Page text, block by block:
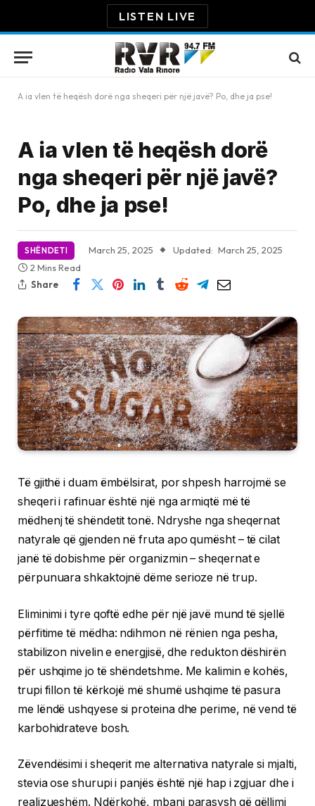
LISTEN LIVE
A ia vlen të heqësh dorë nga sheqeri për një javë? Po, dhe ja pse!
A ia vlen të heqësh dorë
nga sheqeri për një javë?
Po, dhe ja pse!
SHËNDETI March 25, 2025 Updated: March 25, 2025
2 Mins Read
Share
Të gjithë i duam ëmbëlsirat, por shpesh harrojmë se
sheqeri i rafinuar është një nga armiqtë më të
mëdhenj të shëndetit tonë. Ndryshe nga sheqernat
natyrale që gjenden në fruta apo qumësht – të cilat
janë të dobishme për organizmin – sheqernat e
përpunuara shkaktojnë dëme serioze në trup.
Eliminimi i tyre qoftë edhe për një javë mund të sjellë
përfitime të mëdha: ndihmon në rënien nga pesha,
stabilizon nivelin e energjisë, dhe redukton dëshirën
për ushqime jo të shëndetshme. Me kalimin e kohës,
trupi fillon të kërkojë më shumë ushqime të pasura
me lëndë ushqyese si proteina dhe perime, në vend të
karbohidrateve bosh.
Zëvendësimi i sheqerit me alternativa natyrale si mjalti,
stevia ose shurupi i panjës është një hap i zgjuar dhe i
realizueshëm. Ndërkohë, mbani parasysh që qëllimi